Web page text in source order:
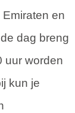
en
dag breng
uur worden
kun je